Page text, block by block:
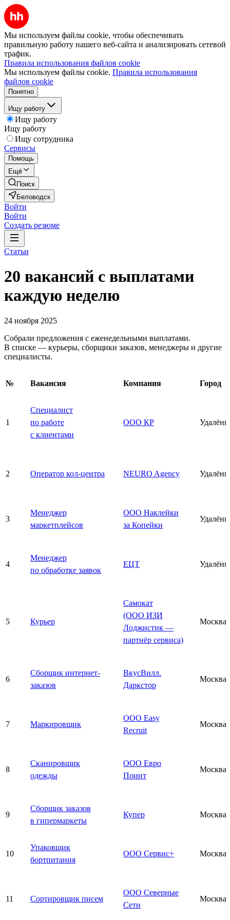
Мы используем файлы cookie, чтобы обеспечивать
правильную работу нашего веб-сайта и анализировать сетевой
трафик.
Правила использования файлов cookie
Мы используем файлы cookie. Правила использования
файлов cookie
Понятно
Ищу работу
Ищу работу
Ищу работу
Ищу сотрудника
Сервисы
Помощь
Ещё
Поиск
Беловодск
Войти
Войти
Создать резюме
Статьи
20 вакансий с выплатами
каждую неделю
24 ноября 2025
Собрали предложения с еженедельными выплатами.
В списке — курьеры, сборщики заказов, менеджеры и другие
специалисты.
№ Вакансия Компания Город
1
Специалист
по работе
с клиентами
ООО КР
2 Оператор кол-центра NEURO Agency
3
Менеджер
маркетплейсов
ООО Наклейки
за Копейки
4
Менеджер
по обработке заявок
ЕЦТ
5 Курьер
Самокат
(ООО ИЗИ
Лоджистик —
партнёр сервиса)
Москва
6
Сборщик интернет-
заказов
ВкусВилл.
Даркстор
Москва
7 Маркировщик
ООО Easy
Recruit
Москва
8
Сканировщик
одежды
ООО Евро
Поинт
Москва
9
Сборщик заказов
в гипермаркеты
Купер Москва
10
Упаковщик
бортпитания
ООО Сервис+ Москва
11 Сортировщик писем
ООО Северные
Сети
Москва